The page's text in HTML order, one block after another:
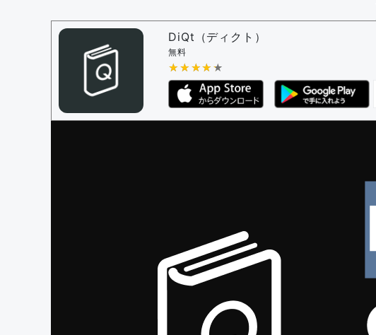
問題の編集権限を持つユーザー -すべてのユーザー
審査に対する投票権限を持つユーザー -
決定に必要な投票数 -
編集ガイドライン
DiQt（ディクト）
無料
★★★★★
★★★★★